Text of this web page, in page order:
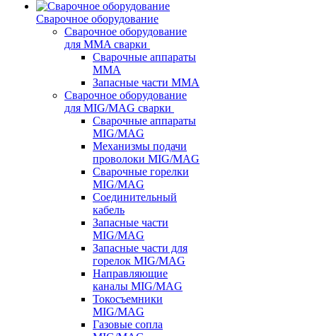
Сварочное оборудование
Сварочное оборудование
для MMA сварки
Сварочные аппараты
MMA
Запасные части MMA
Сварочное оборудование
для MIG/MAG сварки
Сварочные аппараты
MIG/MAG
Механизмы подачи
проволоки MIG/MAG
Сварочные горелки
MIG/MAG
Соединительный
кабель
Запасные части
MIG/MAG
Запасные части для
горелок MIG/MAG
Направляющие
каналы MIG/MAG
Токосъемники
MIG/MAG
Газовые сопла